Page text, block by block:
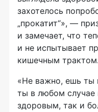
захотелось
„прокатит“», —
и замечает, что
и не испытывает
кишечным трактом.
«Не важно, ешь
ты в любом
здоровым, так и